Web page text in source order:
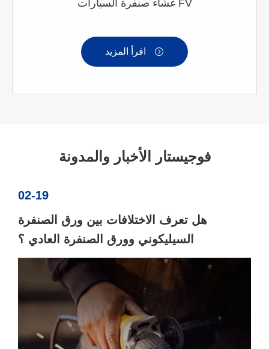
غشاء صنفرة السيارات FV

فوجيستار الأخبار والمدونة
02-19
هل تعرف الاختلافات بين ورق الصنفرة
السيليكوني وورق الصنفرة العادي ؟